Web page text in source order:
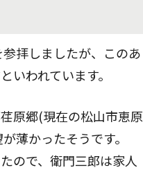
参拝しましたが、このあ
われています。
原郷(現在の松山市恵原
薄かったそうです。
ので、衛門三郎は家人